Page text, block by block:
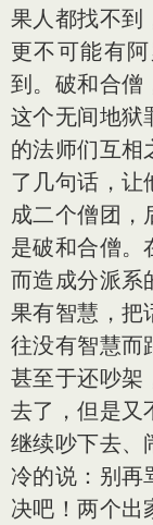
果人都找不到
更不可能有
到。破和合僧
这个无间地狱
的法师们互相
了几句话，让
成二个僧团，
是破和合僧。
而造成分派系
果有智慧，把
往没有智慧而
甚至于还吵架
去了，但是又
继续吵下去、
冷的说：别再
决吧！两个出